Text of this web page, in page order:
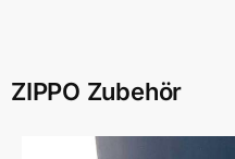
ZIPPO Zubehör